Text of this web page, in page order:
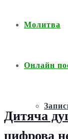
Молитва
Онлайн
Дитяча
цифрова